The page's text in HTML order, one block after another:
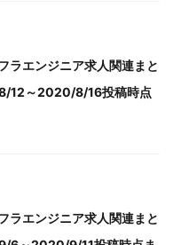
ラエンジニア求人関連まと
12～2020/8/16投稿時点
ラエンジニア求人関連まと